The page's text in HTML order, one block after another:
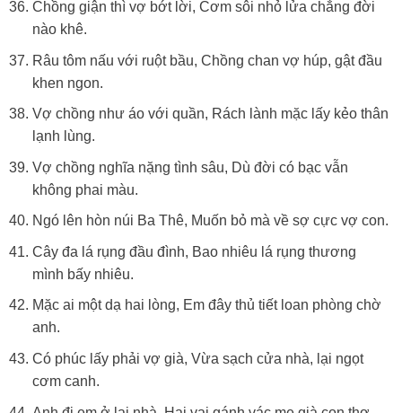
Chồng giận thì vợ bớt lời, Cơm sôi nhỏ lửa chẳng đời
nào khê.
Râu tôm nấu với ruột bầu, Chồng chan vợ húp, gật đầu
khen ngon.
Vợ chồng như áo với quần, Rách lành mặc lấy kẻo thân
lạnh lùng.
Vợ chồng nghĩa nặng tình sâu, Dù đời có bạc vẫn
không phai màu.
Ngó lên hòn núi Ba Thê, Muốn bỏ mà về sợ cực vợ con.
Cây đa lá rụng đầu đình, Bao nhiêu lá rụng thương
mình bấy nhiêu.
Mặc ai một dạ hai lòng, Em đây thủ tiết loan phòng chờ
anh.
Có phúc lấy phải vợ già, Vừa sạch cửa nhà, lại ngọt
cơm canh.